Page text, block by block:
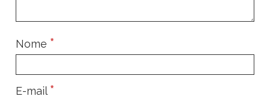
Nome *
E-mail*